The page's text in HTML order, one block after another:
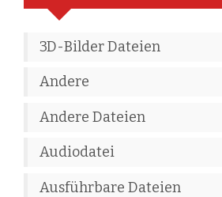
3D-Bilder Dateien
Andere
Andere Dateien
Audiodatei
Ausführbare Dateien